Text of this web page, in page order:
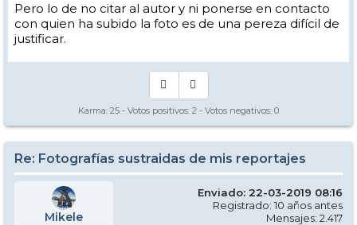
Pero lo de no citar al autor y ni ponerse en contacto
con quien ha subido la foto es de una pereza difícil de
justificar.
Karma: 25 - Votos positivos: 2 - Votos negativos: 0
Re: Fotografías sustraidas de mis reportajes
Mikele
Enviado: 22-03-2019 08:16
Registrado: 10 años antes
Mensajes: 2.417